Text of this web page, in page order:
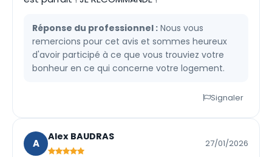
Réponse du professionnel : Nous vous
remercions pour cet avis et sommes heureux
d'avoir participé à ce que vous trouviez votre
bonheur en ce qui concerne votre logement.
Signaler
A
Alex BAUDRAS
27/01/2026